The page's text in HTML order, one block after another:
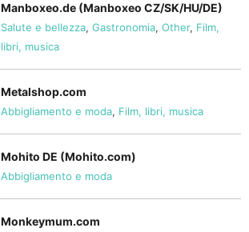
Manboxeo.de (Manboxeo CZ/SK/HU/DE)
Salute e bellezza, Gastronomia, Other, Film,
libri, musica
Metalshop.com
Abbigliamento e moda, Film, libri, musica
Mohito DE (Mohito.com)
Abbigliamento e moda
Monkeymum.com